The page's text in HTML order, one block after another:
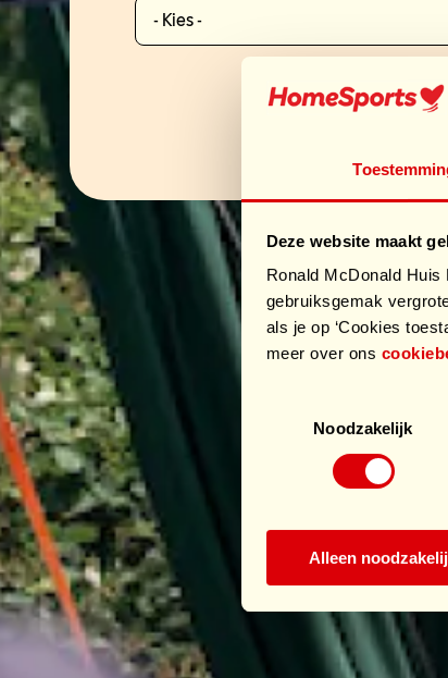
Deze website maakt
Ronald McDonald
gebruiksgemak
als je op ‘Cookies
meer over ons
Noodzakelijk
Alleen